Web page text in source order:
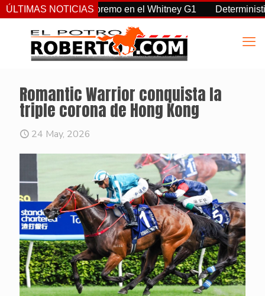
ÚLTIMAS NOTICIASsupremo en el Whitney G1 Deterministic:
Romantic Warrior conquista la
triple corona de Hong Kong
24 May, 2026